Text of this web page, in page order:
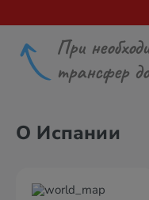
При
трансфер
О Испании